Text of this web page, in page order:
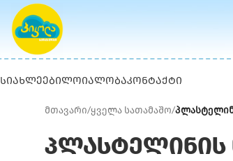
ᲡᲘᲐᲮᲚᲔᲔᲑᲘᲚᲝᲘᲐᲚᲝᲑᲐᲙᲝᲜᲢᲐᲥᲢᲘ
მთავარი/ყველა სათამაშო/
პლასტელინის